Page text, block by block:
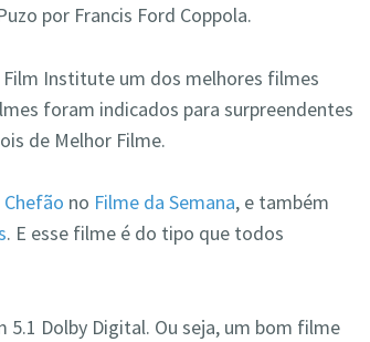
por Francis Ford Coppola.
Institute um dos melhores filmes
foram indicados para surpreendentes
de Melhor Filme.
no Filme da Semana, e também
. E esse filme é do tipo que todos
Dolby Digital. Ou seja, um bom filme